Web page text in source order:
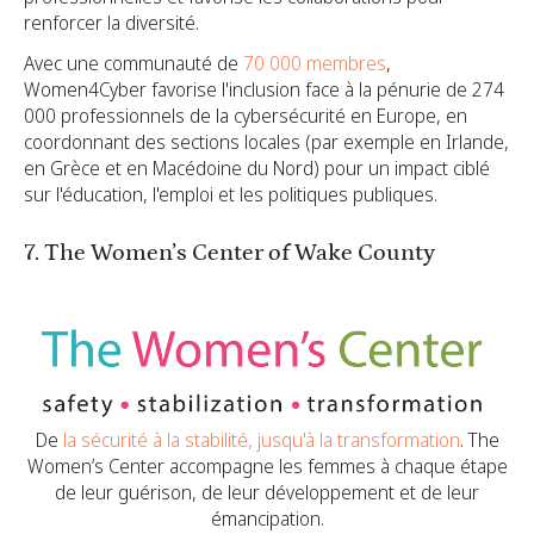
renforcer la diversité.
Avec une communauté de 70 000 membres,
Women4Cyber favorise l'inclusion face à la pénurie de 274
000 professionnels de la cybersécurité en Europe, en
coordonnant des sections locales (par exemple en Irlande,
en Grèce et en Macédoine du Nord) pour un impact ciblé
sur l'éducation, l'emploi et les politiques publiques.
7. The Women’s Center of Wake County
De la sécurité à la stabilité, jusqu'à la transformation. The
Women’s Center accompagne les femmes à chaque étape
de leur guérison, de leur développement et de leur
émancipation.